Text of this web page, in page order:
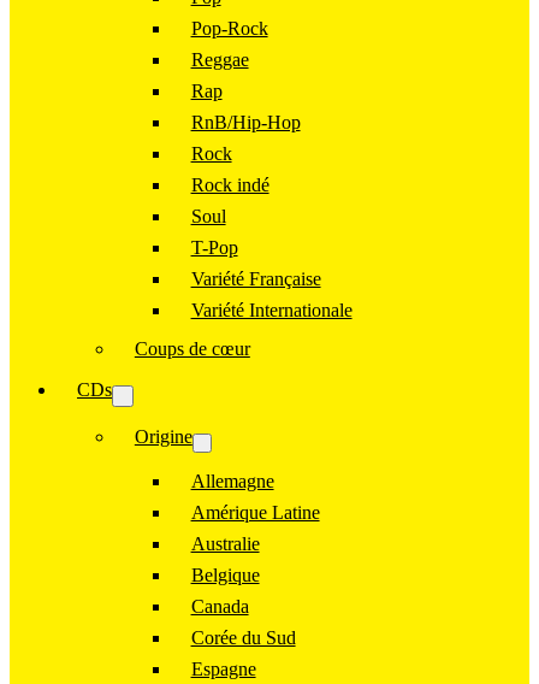
Pop-Rock
Reggae
Rap
RnB/Hip-Hop
Rock
Rock indé
Soul
T-Pop
Variété Française
Variété Internationale
Coups de cœur
CDs
Origine
Allemagne
Amérique Latine
Australie
Belgique
Canada
Corée du Sud
Espagne